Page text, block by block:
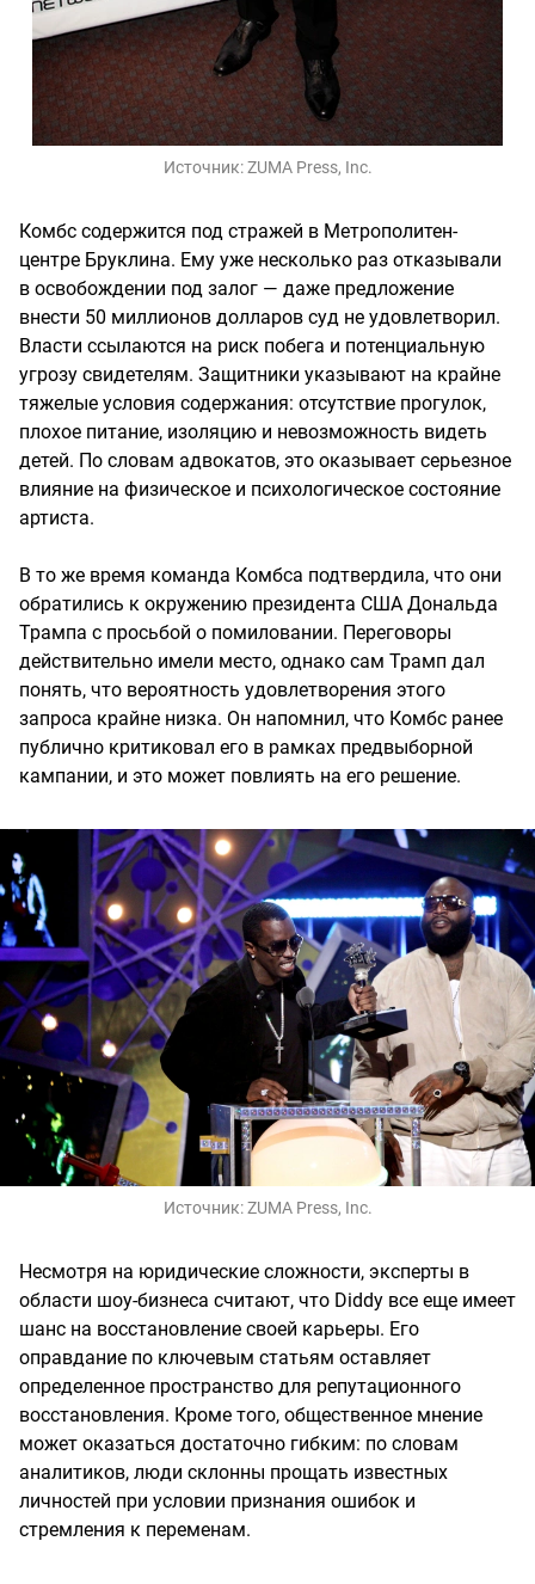
Источник:ZUMA Press, Inc.
Комбс содержится под стражей в Метрополитен-
центре Бруклина. Ему уже несколько раз отказывали
в освобождении под залог — даже предложение
внести 50 миллионов долларов суд не удовлетворил.
Власти ссылаются на риск побега и потенциальную
угрозу свидетелям. Защитники указывают на крайне
тяжелые условия содержания: отсутствие прогулок,
плохое питание, изоляцию и невозможность видеть
детей. По словам адвокатов, это оказывает серьезное
влияние на физическое и психологическое состояние
артиста.
В то же время команда Комбса подтвердила, что они
обратились к окружению президента США Дональда
Трампа с просьбой о помиловании. Переговоры
действительно имели место, однако сам Трамп дал
понять, что вероятность удовлетворения этого
запроса крайне низка. Он напомнил, что Комбс ранее
публично критиковал его в рамках предвыборной
кампании, и это может повлиять на его решение.
Источник:ZUMA Press, Inc.
Несмотря на юридические сложности, эксперты в
области шоу-бизнеса считают, что Diddy все еще имеет
шанс на восстановление своей карьеры. Его
оправдание по ключевым статьям оставляет
определенное пространство для репутационного
восстановления. Кроме того, общественное мнение
может оказаться достаточно гибким: по словам
аналитиков, люди склонны прощать известных
личностей при условии признания ошибок и
стремления к переменам.